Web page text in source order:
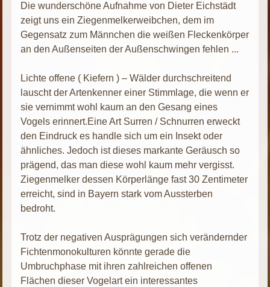
Die wunderschöne Aufnahme von Dieter Eichstädt
zeigt uns ein Ziegenmelkerweibchen, dem im
Gegensatz zum Männchen die weißen Fleckenkörper
an den Außenseiten der Außenschwingen fehlen ...
Lichte offene ( Kiefern ) – Wälder durchschreitend
lauscht der Artenkenner einer Stimmlage, die wenn er
sie vernimmt wohl kaum an den Gesang eines
Vogels erinnert.Eine Art Surren / Schnurren erweckt
den Eindruck es handle sich um ein Insekt oder
ähnliches. Jedoch ist dieses markante Geräusch so
prägend, das man diese wohl kaum mehr vergisst.
Ziegenmelker dessen Körperlänge fast 30 Zentimeter
erreicht, sind in Bayern stark vom Aussterben
bedroht.
Trotz der negativen Ausprägungen sich verändernder
Fichtenmonokulturen könnte gerade die
Umbruchphase mit ihren zahlreichen offenen
Flächen dieser Vogelart ein interessantes